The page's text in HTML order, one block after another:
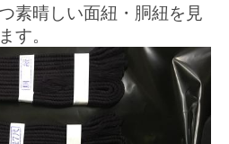
素晴しい面紐・胴紐を見
す。